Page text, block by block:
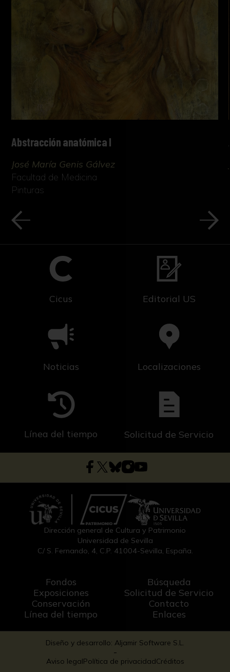
Abstracción anatómica I
José María Genis Gálvez
Facultad de Medicina
Pinturas
Cicus Editorial US
Noticias Localizaciones
Línea del tiempo Solicitud de Servicio
Dirección general de Cultura y Patrimonio
Universidad de Sevilla
C/ S. Fernando, 4, C.P. 41004-Sevilla, España.
Fondos
Exposiciones
Conservación
Línea del tiempo
Búsqueda
Solicitud de Servicio
Contacto
Enlaces
Diseño y desarrollo: Aljamir Software S.L.
-
Aviso legalPolítica de privacidadCréditos